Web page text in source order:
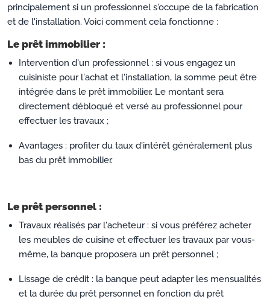
principalement si un professionnel s'occupe de la fabrication
et de l'installation. Voici comment cela fonctionne :
Le prêt immobilier :
Intervention d'un professionnel : si vous engagez un
cuisiniste pour l'achat et l'installation, la somme peut être
intégrée dans le prêt immobilier. Le montant sera
directement débloqué et versé au professionnel pour
effectuer les travaux ;
Avantages : profiter du taux d'intérêt généralement plus
bas du prêt immobilier.
Le prêt personnel :
Travaux réalisés par l'acheteur : si vous préférez acheter
les meubles de cuisine et effectuer les travaux par vous-
même, la banque proposera un prêt personnel ;
Lissage de crédit : la banque peut adapter les mensualités
et la durée du prêt personnel en fonction du prêt